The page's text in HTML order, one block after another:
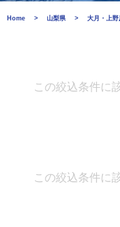
Home 山梨県 大月・上野
この絞込条件に
この絞込条件に